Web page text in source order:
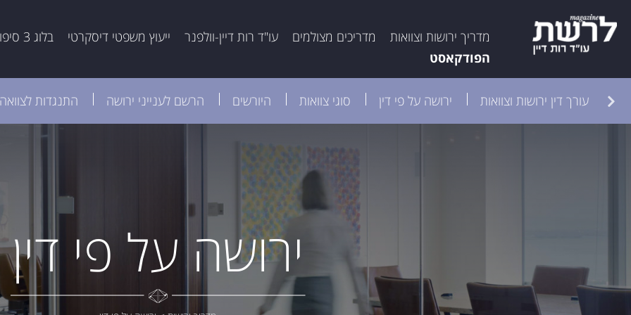
מדריך ירושות וצוואות מדריכים מצולמים עו"ד רות דיין-וולפנר ייעוץ משפטי דיסקרטי בלוג 3 סיפורים
הפודקאסט
עורך דין ירושות וצוואות ירושה על פי דין סוגי צוואות היורשים הרשם לענייני ירושה התנגדות לצוואה
ירושה על פי דין